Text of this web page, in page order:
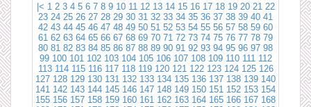
|< 1 2 3 4 5 6 7 8 9 10 11 12 13 14 15 16 17 18 19 20 21 22
23 24 25 26 27 28 29 30 31 32 33 34 35 36 37 38 39 40 41
42 43 44 45 46 47 48 49 50 51 52 53 54 55 56 57 58 59 60
61 62 63 64 65 66 67 68 69 70 71 72 73 74 75 76 77 78 79
80 81 82 83 84 85 86 87 88 89 90 91 92 93 94 95 96 97 98
99 100 101 102 103 104 105 106 107 108 109 110 111 112
113 114 115 116 117 118 119 120 121 122 123 124 125 126
127 128 129 130 131 132 133 134 135 136 137 138 139 140
141 142 143 144 145 146 147 148 149 150 151 152 153 154
155 156 157 158 159 160 161 162 163 164 165 166 167 168